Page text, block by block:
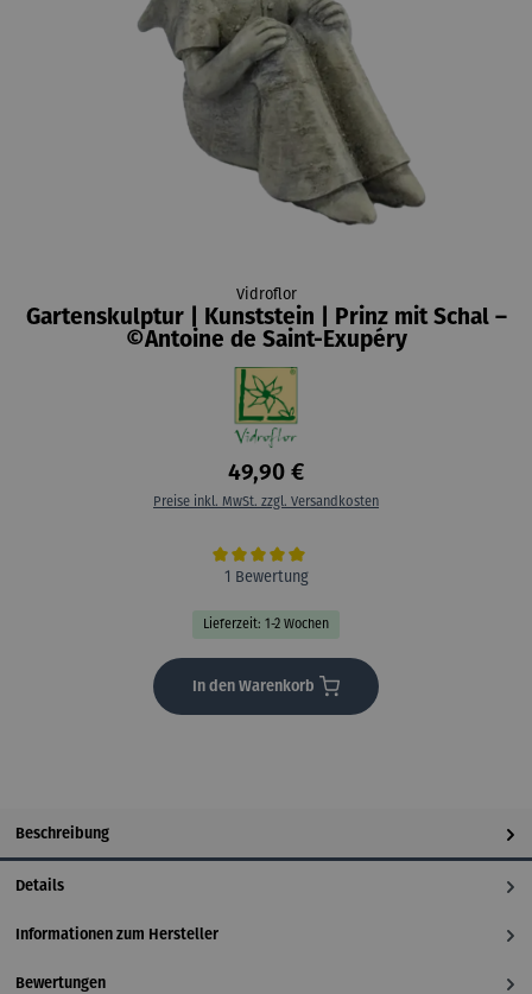
Vidroflor
Gartenskulptur | Kunststein | Prinz mit Schal –
©Antoine de Saint-Exupéry
49,90 €
Preise inkl. MwSt. zzgl. Versandkosten
Durchschnittliche Bewertung von 5 von 5 Sternen
1 Bewertung
Lieferzeit: 1-2 Wochen
In den Warenkorb
Beschreibung
Details
Informationen zum Hersteller
Bewertungen